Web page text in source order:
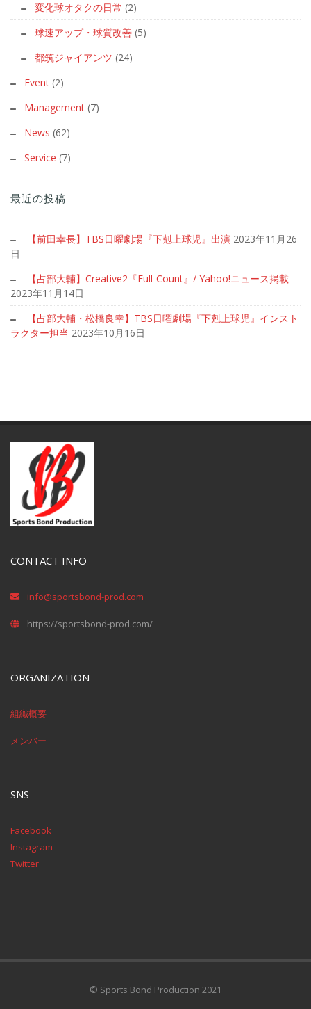
変化球オタクの日常 (2)
球速アップ・球質改善 (5)
都筑ジャイアンツ (24)
Event (2)
Management (7)
News (62)
Service (7)
最近の投稿
【前田幸長】TBS日曜劇場『下剋上球児』出演 2023年11月26
日
【占部大輔】Creative2『Full-Count』/ Yahoo!ニュース掲載
2023年11月14日
【占部大輔・松橋良幸】TBS日曜劇場『下剋上球児』インスト
ラクター担当 2023年10月16日
CONTACT INFO
info@sportsbond-prod.com
https://sportsbond-prod.com/
ORGANIZATION
組織概要
メンバー
SNS
Facebook
Instagram
Twitter
© Sports Bond Production 2021